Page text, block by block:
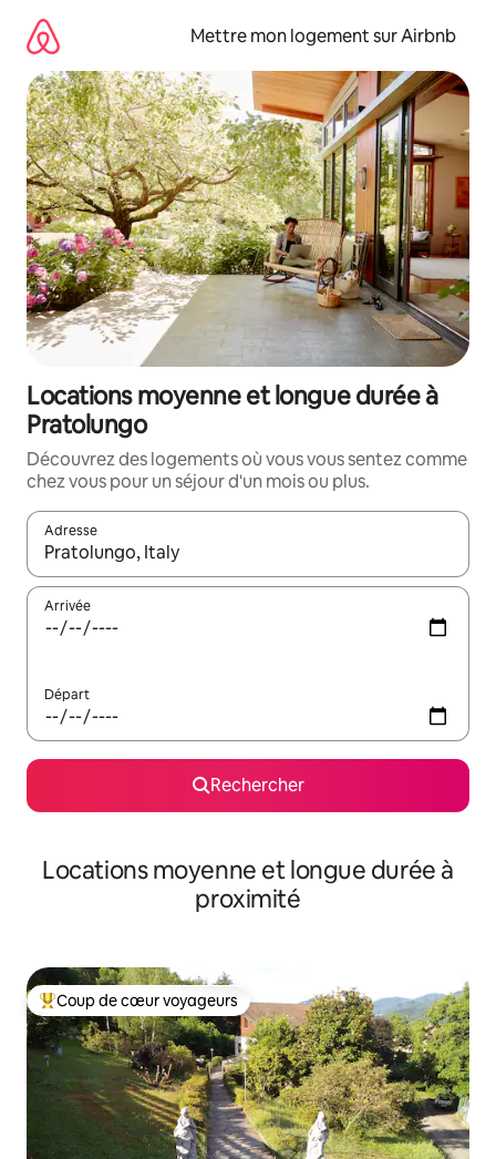
directement
contenu
Mettre mon logement sur Airbnb
Locations moyenne et longue durée à
Pratolungo
Découvrez des logements où vous vous sentez comme
chez vous pour un séjour d'un mois ou plus.
Adresse
Lorsque les résultats s'affichent, utilisez les flèches vers le
Arrivée
Départ
Rechercher
Locations moyenne et longue durée à
proximité
Coups de cœur voyageurs les plus appréciés
Coup de cœur voyageurs